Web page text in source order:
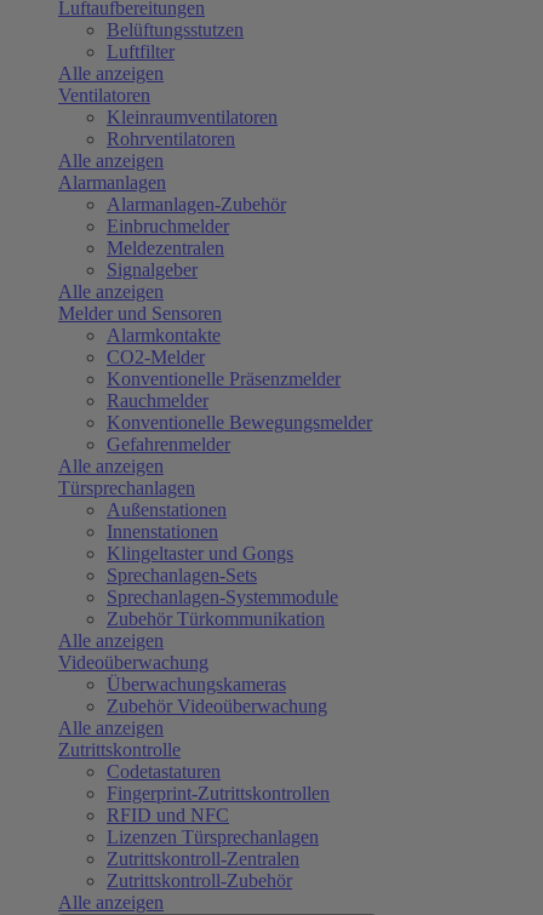
Luftaufbereitungen
Belüftungsstutzen
Luftfilter
Alle anzeigen
Ventilatoren
Kleinraumventilatoren
Rohrventilatoren
Alle anzeigen
Alarmanlagen
Alarmanlagen-Zubehör
Einbruchmelder
Meldezentralen
Signalgeber
Alle anzeigen
Melder und Sensoren
Alarmkontakte
CO2-Melder
Konventionelle Präsenzmelder
Rauchmelder
Konventionelle Bewegungsmelder
Gefahrenmelder
Alle anzeigen
Türsprechanlagen
Außenstationen
Innenstationen
Klingeltaster und Gongs
Sprechanlagen-Sets
Sprechanlagen-Systemmodule
Zubehör Türkommunikation
Alle anzeigen
Videoüberwachung
Überwachungskameras
Zubehör Videoüberwachung
Alle anzeigen
Zutrittskontrolle
Codetastaturen
Fingerprint-Zutrittskontrollen
RFID und NFC
Lizenzen Türsprechanlagen
Zutrittskontroll-Zentralen
Zutrittskontroll-Zubehör
Alle anzeigen